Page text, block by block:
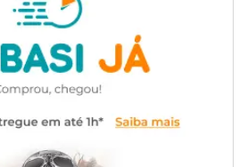
Apso, Lulu da Pomerânia,
Maltês, Pinscher, Poodle, Pug,
Shih Tzu, SRD, Yorkshire Terrier
Alimentação diária para cães
adultos de raças mini e
pequena
app ou em uma de nossas lojas.
Origem Animal, mín. 60% (dos quais
Separada de Frango e Fígado de
Gordura Suína, Óleo de Peixe